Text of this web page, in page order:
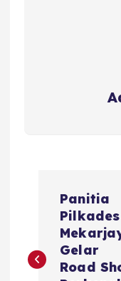
v
Panitia
Pilkades
Gelar
Road